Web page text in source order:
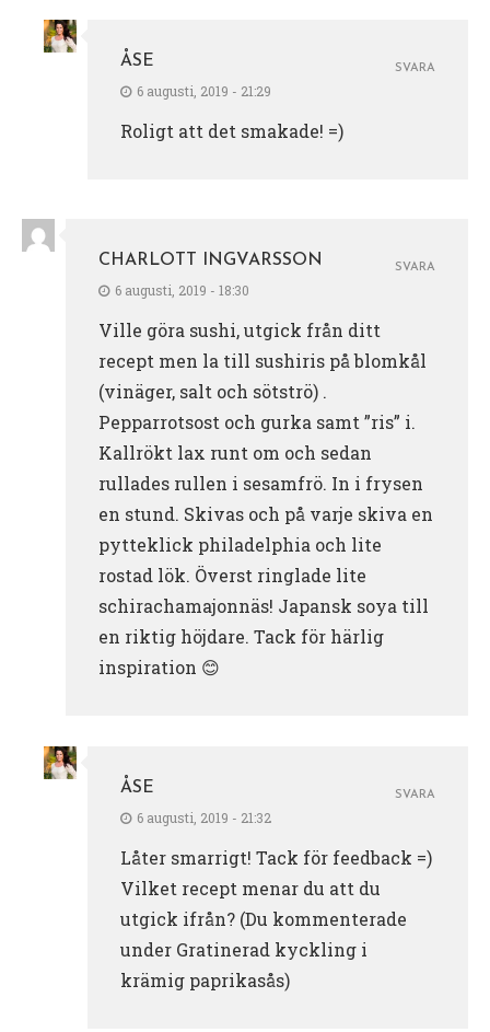
ÅSE
6 augusti, 2019 - 21:29
Roligt att det smakade! =)
SVARA
CHARLOTT INGVARSSON
6 augusti, 2019 - 18:30
Ville göra sushi, utgick från ditt
recept men la till sushiris på blomkål
(vinäger, salt och sötströ) .
Pepparrotsost och gurka samt ”ris” i.
Kallrökt lax runt om och sedan
rullades rullen i sesamfrö. In i frysen
en stund. Skivas och på varje skiva en
pytteklick philadelphia och lite
rostad lök. Överst ringlade lite
schirachamajonnäs! Japansk soya till
en riktig höjdare. Tack för härlig
inspiration 😊
SVARA
ÅSE
6 augusti, 2019 - 21:32
Låter smarrigt! Tack för feedback =)
Vilket recept menar du att du
utgick ifrån? (Du kommenterade
under Gratinerad kyckling i
krämig paprikasås)
SVARA